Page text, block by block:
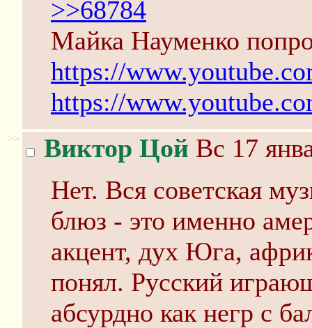
>>68784
Майка Науменко
https://
https://
>> Виктор Цой Вс 17
Нет. Вся советская
блюз - это именно
акцент, дух Юга,
понял. Русский
абсурдно как негр с